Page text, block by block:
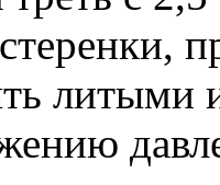
литыми